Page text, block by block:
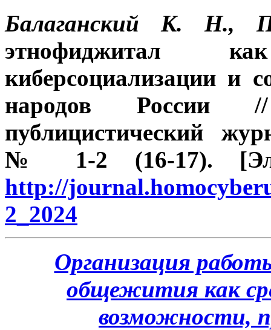
Балаганский К. Н.,
этнофиджитал
киберсоциализации и
народов России
публицистический
№ 1-2 (16-17).
http://
2_2024
Организация
общежития как
возможности,